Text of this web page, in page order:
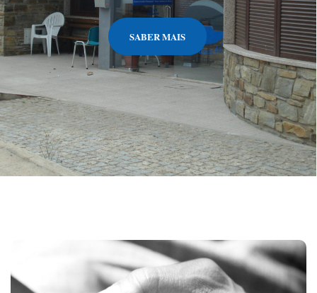
SABER MAIS